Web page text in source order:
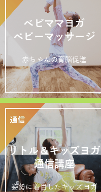
ベビママヨガ
ベビーマッサージ
赤ちゃんの育脳促進
リトル＆キッズヨガ
通信講座
姿勢に着目したキッズヨガ